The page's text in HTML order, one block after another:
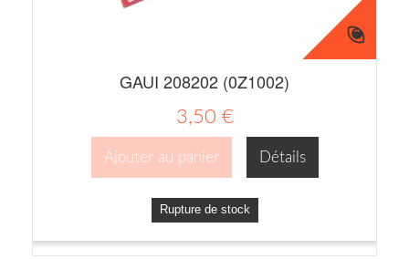
GAUI 208202 (0Z1002)
3,50 €
Ajouter au panier Détails
Rupture de stock